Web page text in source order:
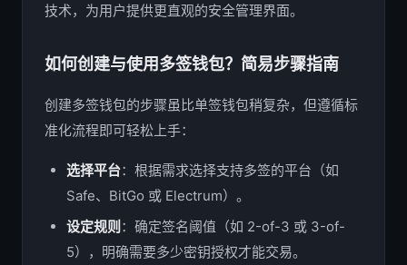
技术，为用户提供更直观的安全管理界面。
如何创建与使用多签钱包？简易步骤指南
创建多签钱包的步骤虽比单签钱包稍复杂，但遵循标
准化流程即可轻松上手：
选择平台：根据需求选择支持多签的平台（如
Safe、BitGo 或 Electrum）。
设定规则 ：确定签名阈值（如 2-of-3 或 3-of-
5），明确需要多少密钥授权才能交易。